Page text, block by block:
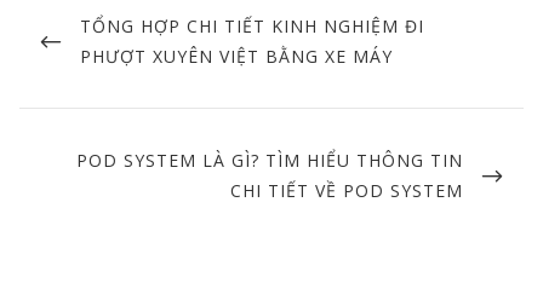
navigation
PREVIOUS
POST
TỔNG HỢP CHI TIẾT KINH NGHIỆM ĐI
PHƯỢT XUYÊN VIỆT BẰNG XE MÁY
NEXT
POD SYSTEM LÀ GÌ? TÌM HIỂU THÔNG TIN
CHI TIẾT VỀ POD SYSTEM